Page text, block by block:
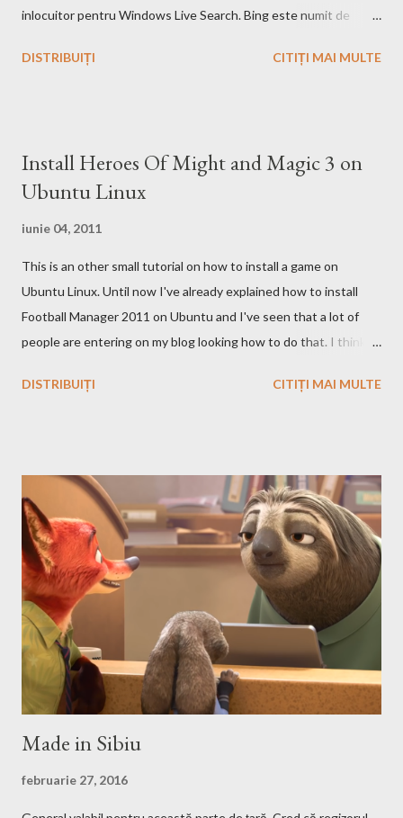
inlocuitor pentru Windows Live Search. Bing este numit de
Bing da si un mic exemplu cum poti sa castigi bani de pe urma
care face acest lucru. Ramane la decizia voastra ce motor de
cautare sa folositi!
DISTRIBUIȚI CITIȚI MAI MULTE
Install Heroes Of Might and Magic 3 on
Ubuntu Linux
iunie 04, 2011
This is an other small tutorial on how to install a game on
Ubuntu Linux. Until now I've already explained how to install
Football Manager 2011 on Ubuntu and I've seen that a lot of
people are entering on my blog looking how to do that. I think
the story and the game play is calling you to play it also in Linux,
definitively sure that you'll find a site from which to download
the game files ;). Installation After downloading the game you
have to install it. If the *.iso file is compressed in a *.bz2 file you
have to uncompressed it. After that write in the Terminal this,
after you go with cd command in the folder where the iso file is:
sudo mount -t iso9660 -o loop HMM3-Linux.iso /mnt/fakecd ...
DISTRIBUIȚI CITIȚI MAI MULTE
Made in Sibiu
februarie 27, 2016